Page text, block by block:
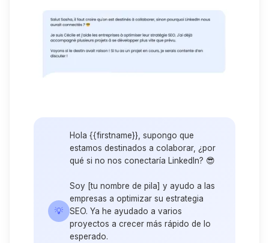
💡
Hola {{firstname}}, supongo que
estamos destinados a colaborar, ¿por
qué si no nos conectaría LinkedIn? 😎
Soy [tu nombre de pila] y ayudo a las
empresas a optimizar su estrategia
SEO. Ya he ayudado a varios
proyectos a crecer más rápido de lo
esperado.